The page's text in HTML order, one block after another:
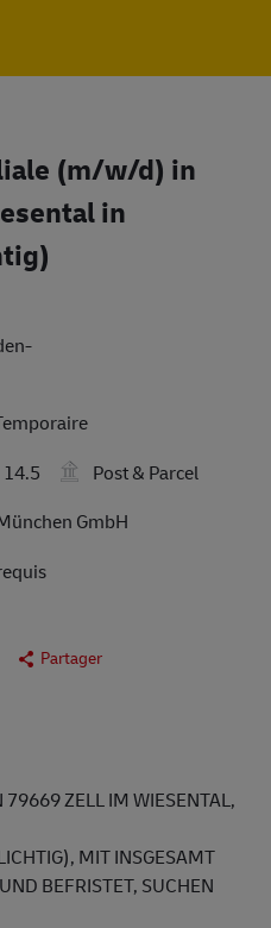
(m/w/d) in
in
14.5
Post & Parcel
GmbH
Partager
79669 ZELL IM WIESENTAL,
MIT INSGESAMT
BEFRISTET, SUCHEN